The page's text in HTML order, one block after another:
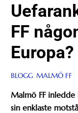
FF
Europa?
BLOGG MALMÖ FF
Malmö FF
sin enklaste